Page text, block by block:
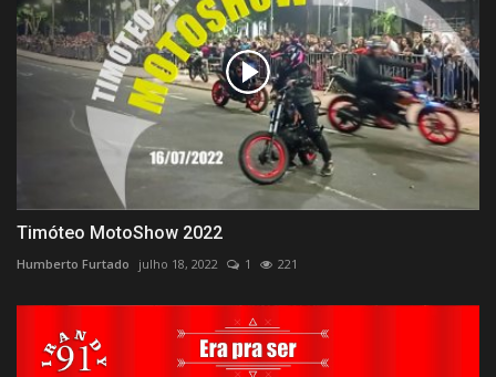
Timóteo MotoShow 2022
Humberto Furtado julho 18, 2022 1 221